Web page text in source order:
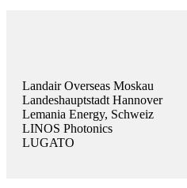
Landair Overseas Moskau
Landeshauptstadt Hannover
Lemania Energy, Schweiz
LINOS Photonics
LUGATO